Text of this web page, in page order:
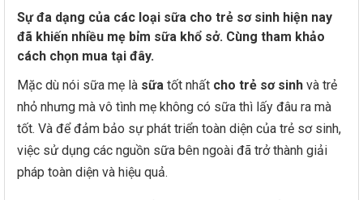
Sự đa dạng của các loại sữa cho trẻ sơ sinh hiện nay
đã khiến nhiều mẹ bỉm sữa khổ sở. Cùng tham khảo
cách chọn mua tại đây.
Mặc dù nói sữa mẹ là sữa tốt nhất cho trẻ sơ sinh và trẻ
nhỏ nhưng mà vô tình mẹ không có sữa thì lấy đâu ra mà
tốt. Và để đảm bảo sự phát triển toàn diện của trẻ sơ sinh,
việc sử dụng các nguồn sữa bên ngoài đã trở thành giải
pháp toàn diện và hiệu quả.